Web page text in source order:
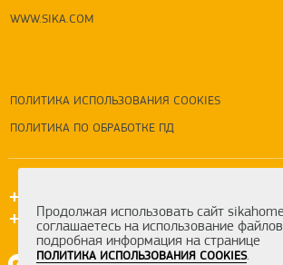
WWW.SIKA.COM
ПОЛИТИКА ИСПОЛЬЗОВАНИЯ COOKIES
ПОЛИТИКА ПО ОБРАБОТКЕ ПД
+7 (495) 5-777-333
+7 (800) 550-7-333
Продолжая использовать сайт
соглашаетесь на использование
подробная информация на странице
ПОЛИТИКА ИСПОЛЬЗОВАНИЯ COOKIES.